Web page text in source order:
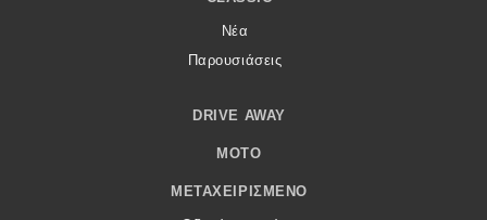
Νέα
Παρουσιάσεις
DRIVE AWAY
MOTO
ΜΕΤΑΧΕΙΡΙΣΜΈΝΟ